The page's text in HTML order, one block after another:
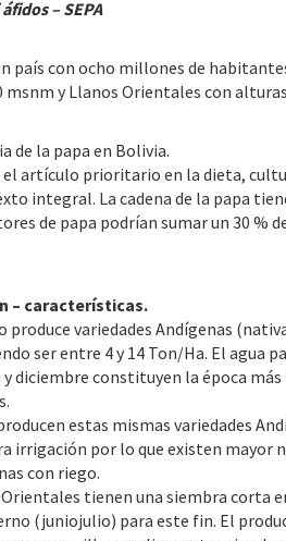
– SEPA
país con ocho millones de
msnm y Llanos Orientales con
de la papa en Bolivia.
el artículo prioritario en la dieta,
integral. La cadena de la papa
de papa podrían sumar un 30 %
– características.
produce variedades Andígenas
ser entre 4 y 14 Ton/Ha. El agua
diciembre constituyen la época
estas mismas variedades
irrigación por lo que existen mayor
con riego.
tienen una siembra corta
(juniojulio) para este fin. El